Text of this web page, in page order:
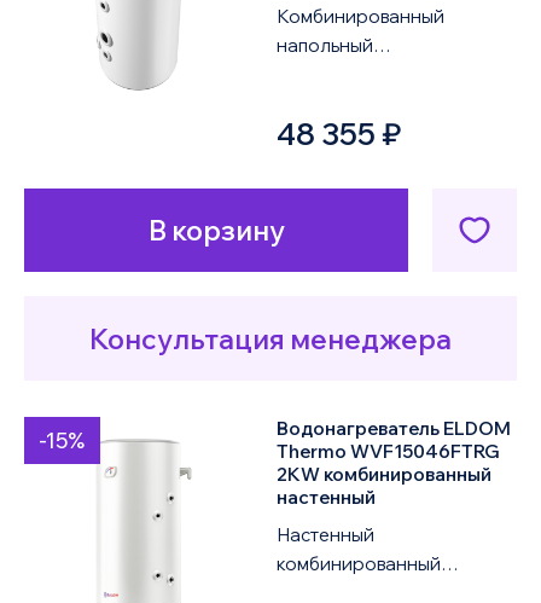
Комбинированный
напольный
2KW объемом 120 литров
48 355 ₽
В корзину
Консультация менеджера
-15%
Водонагреватель ELDOM
Thermo WVF15046FTRG
2KW комбинированный
настенный
Настенный
комбинированный